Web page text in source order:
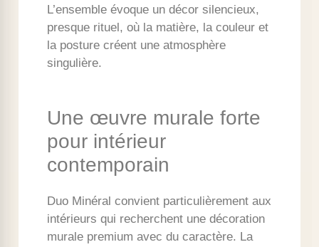
L’ensemble évoque un décor silencieux,
presque rituel, où la matière, la couleur et
la posture créent une atmosphère
singulière.
Une œuvre murale forte
pour intérieur
contemporain
Duo Minéral convient particulièrement aux
intérieurs qui recherchent une décoration
murale premium avec du caractère. La